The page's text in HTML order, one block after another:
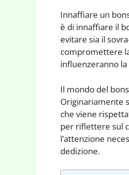
Innaffiare un
è di innaffiare il
evitare sia il
compromettere
influenzeranno
Il mondo del
Originariamente
che viene
per riflettere sul
l’attenzione
dedizione.